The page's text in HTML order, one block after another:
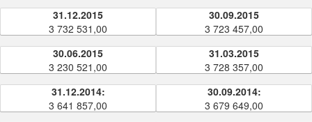
31.12.2015
3 732 531,00
30.09.2015
3 723 457,00
30.06.2015
3 230 521,00
31.03.2015
3 728 357,00
31.12.2014:
3 641 857,00
30.09.2014:
3 679 649,00